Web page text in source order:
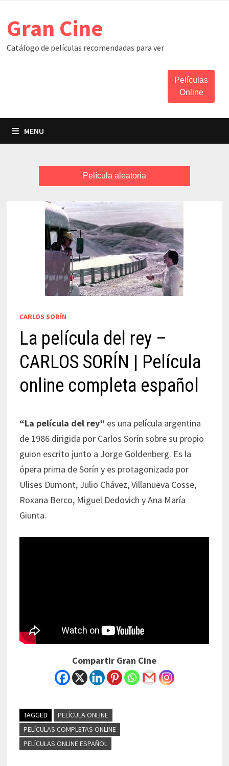
content
Gran Cine
Catálogo de películas recomendadas para ver
Películas
Online
MENU
Película aleatoria
CARLOS SORÍN
La película del rey –
CARLOS SORÍN | Película
online completa español
“La película del rey” es una película argentina
de 1986 dirigida por Carlos Sorín sobre su propio
guion escrito junto a Jorge Goldenberg. Es la
ópera prima de Sorín y es protagonizada por
Ulises Dumont, Julio Chávez, Villanueva Cosse,
Roxana Berco, Miguel Dedovich y Ana María
Giunta.
Compartir Gran Cine
TAGGED
PELÍCULA ONLINE
PELÍCULAS COMPLETAS ONLINE
PELÍCULAS ONLINE ESPAÑOL